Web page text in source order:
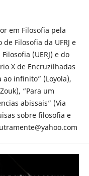
em Filosofia pela
Filosofia da UFRJ e
(UERJ) e do
X de Encruzilhadas
ao infinito” (Loyola),
“Para um
abissais” (Via
sobre filosofia e